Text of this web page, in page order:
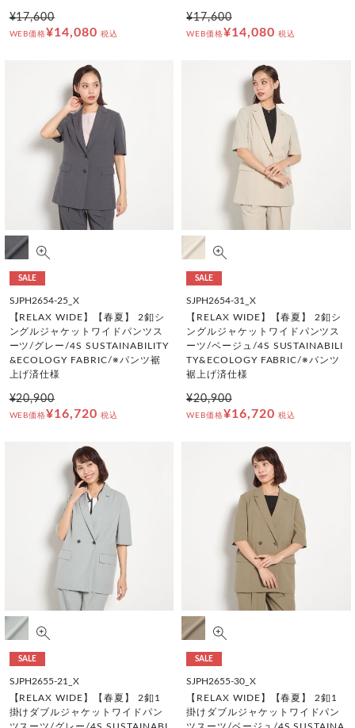
¥17,600
WEB価格¥14,080 税込
¥17,600
WEB価格¥14,080 税込
SALE
SJPH2654-25_X
【RELAX WIDE】【春夏】 2釦シ
ングルジャケットワイドパンツス
ーツ/グレー/4S SUSTAINABILITY
&ECOLOGY FABRIC/※パンツ裾
上げ済仕様
¥20,900
WEB価格¥16,720 税込
SALE
SJPH2654-31_X
【RELAX WIDE】【春夏】 2釦シ
ングルジャケットワイドパンツス
ーツ/ベージュ/4S SUSTAINABILI
TY&ECOLOGY FABRIC/※パンツ
裾上げ済仕様
¥20,900
WEB価格¥16,720 税込
SALE
SJPH2655-21_X
【RELAX WIDE】【春夏】 2釦1
掛けダブルジャケットワイドパン
SALE
SJPH2655-30_X
【RELAX WIDE】【春夏】 2釦1
掛けダブルジャケットワイドパン